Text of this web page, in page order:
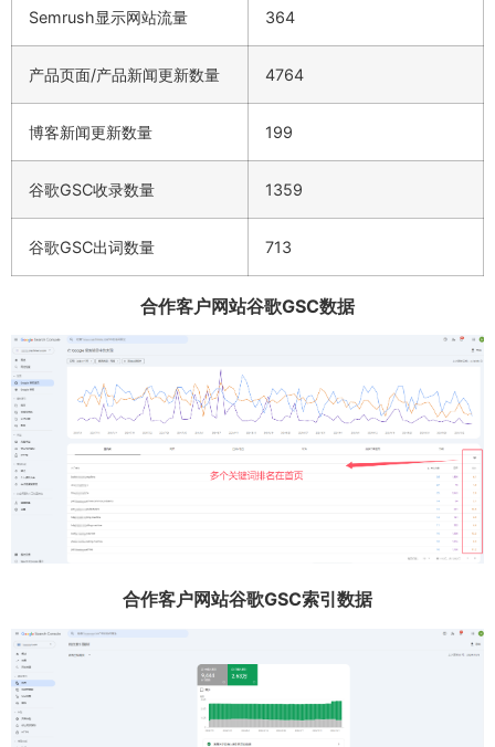
Semrush显示网站流量 364
产品页面/产品新闻更新数量 4764
博客新闻更新数量 199
谷歌GSC收录数量 1359
谷歌GSC出词数量 713
合作客户网站谷歌GSC数据
合作客户网站谷歌GSC索引数据